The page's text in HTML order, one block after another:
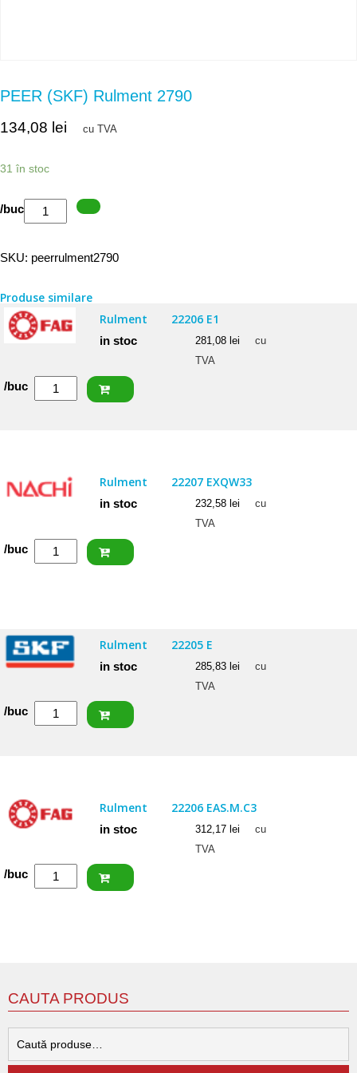
PEER (SKF) Rulment 2790
134,08 lei cu TVA
31 în stoc
Cantitate
PEER
Rulment
/buc
SKU: peerrulment2790
Produse similare
Rulment
22206 E1
in stoc 281,08 lei
cu
TVA
Cantitate
/buc
Rulment 22207 EXQW33
in stoc 232,58 lei
cu
TVA
Cantitate
NACHI
/buc
Rulment 22205 E
in stoc 285,83 lei
cu
TVA
Cantitate
/buc
Rulment 22206 EAS.M.C3
in stoc 312,17 lei
cu
TVA
Cantitate
/buc
CAUTA PRODUS